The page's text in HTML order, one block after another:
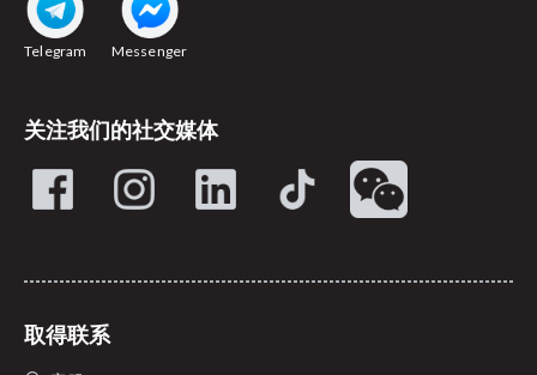
Telegram Messenger
关注我们的社交媒体
取得联系